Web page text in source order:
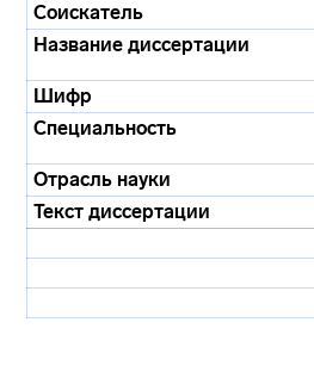
Соискатель
Название диссертации
Шифр
Специальность
Отрасль науки
Текст диссертации